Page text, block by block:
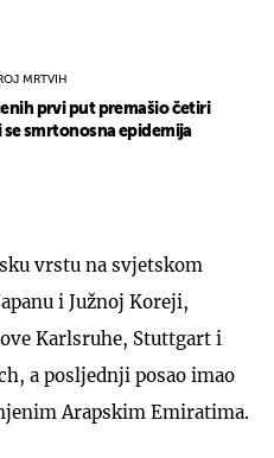
MRTVIH
prvi put premašio četiri
se smrtonosna epidemija
vrstu na svjetskom
i Južnoj Koreji,
Karlsruhe, Stuttgart i
a posljednji posao imao
Arapskim Emiratima.